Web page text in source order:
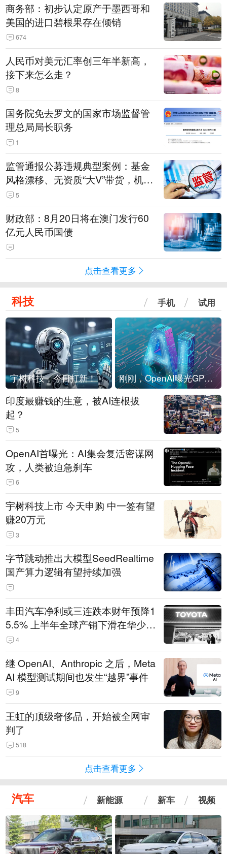
商务部：初步认定原产于墨西哥和
美国的进口碧根果存在倾销
674
人民币对美元汇率创三年半新高，
接下来怎么走？
8
国务院免去罗文的国家市场监督管
理总局局长职务
1
监管通报公募违规典型案例：基金
风格漂移、无资质“大V”带货，机构
被暂停新产品注册3个月
5
财政部：8月20日将在澳门发行60
亿元人民币国债
点击查看更多
科技 手机 试用
宇树科技，今日打新！ 刚刚，OpenAI曝光GPT-6！传10万亿参数，8月强行发布
印度最赚钱的生意，被AI连根拔
起？
5
OpenAI首曝光：AI集会复活密谋网
攻，人类被迫急刹车
6
宇树科技上市 今天申购 中一签有望
赚20万元
3
字节跳动推出大模型SeedRealtime
国产算力逻辑有望持续加强
丰田汽车净利或三连跌本财年预降1
5.5% 上半年全球产销下滑在华少卖
14.3万辆
4
继 OpenAI、Anthropic 之后，Meta
AI 模型测试期间也发生“越界”事件
9
王虹的顶级奢侈品，开始被全网审
判了
518
点击查看更多
汽车 新能源 新车 视频